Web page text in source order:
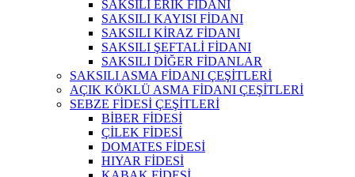
SAKSILI ERİK FİDANI
SAKSILI KAYISI FİDANI
SAKSILI KİRAZ FİDANI
SAKSILI ŞEFTALİ FİDANI
SAKSILI DİĞER FİDANLAR
SAKSILI ASMA FİDANI ÇEŞİTLERİ
AÇIK KÖKLÜ ASMA FİDANI ÇEŞİTLERİ
SEBZE FİDESİ ÇEŞİTLERİ
BİBER FİDESİ
ÇİLEK FİDESİ
DOMATES FİDESİ
HIYAR FİDESİ